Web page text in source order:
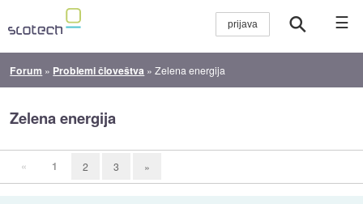
☰
Forum » Problemi človeštva »Zelena energija
Zelena energija
« 1 2 3 »